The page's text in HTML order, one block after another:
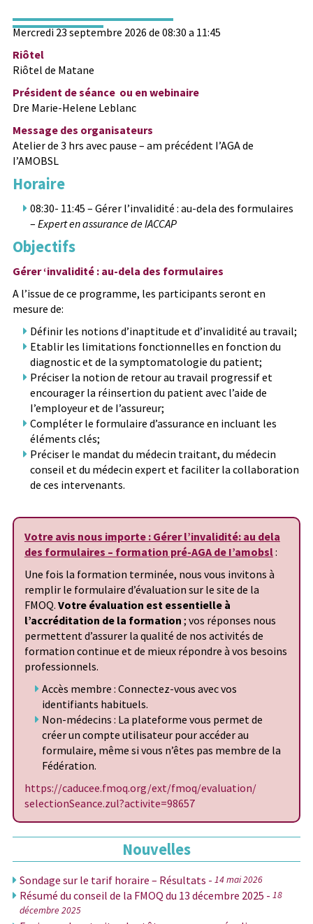
Mercredi 23 septembre 2026 de 08:30 a 11:45
Riôtel
Riôtel de Matane
Président de séance ou en webinaire
Dre Marie-Helene Leblanc
Message des organisateurs
Atelier de 3 hrs avec pause – am précédent I’AGA de
I’AMOBSL
Horaire
08:30- 11:45 – Gérer l’invalidité : au-dela des formulaires
– Expert en assurance de IACCAP
Objectifs
Gérer ‘invalidité : au-dela des formulaires
A l’issue de ce programme, les participants seront en
mesure de:
Définir les notions d’inaptitude et d’invalidité au travail;
Etablir les limitations fonctionnelles en fonction du
diagnostic et de la symptomatologie du patient;
Préciser la notion de retour au travail progressif et
encourager la réinsertion du patient avec l’aide de
I’employeur et de I’assureur;
Compléter le formulaire d’assurance en incluant les
éléments clés;
Préciser le mandat du médecin traitant, du médecin
conseil et du médecin expert et faciliter la collaboration
de ces intervenants.
Votre avis nous importe : Gérer l’invalidité: au dela
des formulaires – formation pré-AGA de I’amobsl:
Une fois la formation terminée, nous vous invitons à
remplir le formulaire d’évaluation sur le site de la
FMOQ. Votre évaluation est essentielle à
l’accréditation de la formation ; vos réponses nous
permettent d’assurer la qualité de nos activités de
formation continue et de mieux répondre à vos besoins
professionnels.
Accès membre : Connectez-vous avec vos
identifiants habituels.
Non-médecins : La plateforme vous permet de
créer un compte utilisateur pour accéder au
formulaire, même si vous n’êtes pas membre de la
Fédération.
https://caducee.fmoq.org/ext/fmoq/evaluation/
selectionSeance.zul?activite=98657
Nouvelles
Sondage sur le tarif horaire – Résultats - 14 mai 2026
Résumé du conseil de la FMOQ du 13 décembre 2025 - 18
décembre 2025